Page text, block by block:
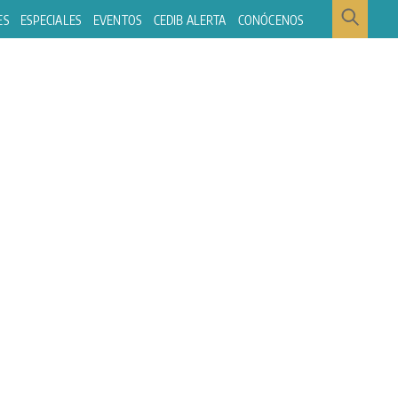
ESPECIALES EVENTOS CEDIB ALERTA CONÓCENOS